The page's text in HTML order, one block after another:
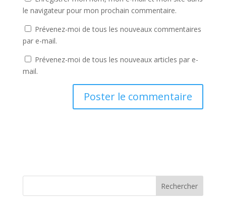
le navigateur pour mon prochain commentaire.
Prévenez-moi de tous les nouveaux commentaires
par e-mail.
Prévenez-moi de tous les nouveaux articles par e-
mail.
Rechercher